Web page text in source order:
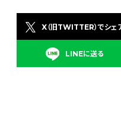
X（旧TWITTER）でシェ
LINEに送る